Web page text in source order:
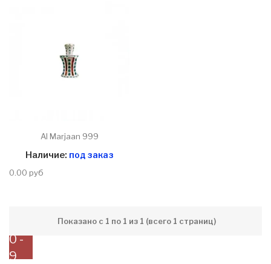
Al Marjaan 999
Наличие: под заказ
0.00 руб
Показано с 1 по 1 из 1 (всего 1 страниц)
0 -
9